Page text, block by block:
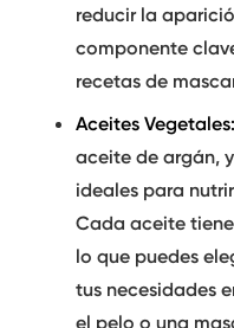
reducir la
componente
recetas de
Aceites Vegetales:
aceite de argán,
ideales para
Cada aceite
lo que puedes
tus necesidades
el pelo o una